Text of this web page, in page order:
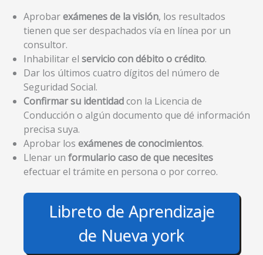
Aprobarexámenes de la visión, los resultados
tienen que ser despachados vía en línea por un
consultor.
Inhabilitar el servicio con débito o crédito.
Dar los últimos cuatro dígitos del número de
Seguridad Social.
Confirmar su identidadcon la Licencia de
Conducción o algún documento que dé información
precisa suya.
Aprobar los exámenes de conocimientos.
Llenar un formulario caso de que necesites
efectuar el trámite en persona o por correo.
Libreto de Aprendizaje
de Nueva york